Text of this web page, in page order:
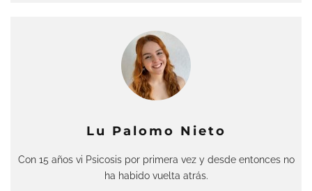
Lu Palomo Nieto
Con 15 años vi Psicosis por primera vez y desde entonces no
ha habido vuelta atrás.